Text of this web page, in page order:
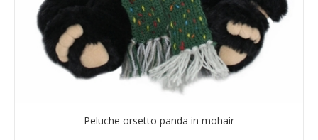
Peluche orsetto panda in mohair